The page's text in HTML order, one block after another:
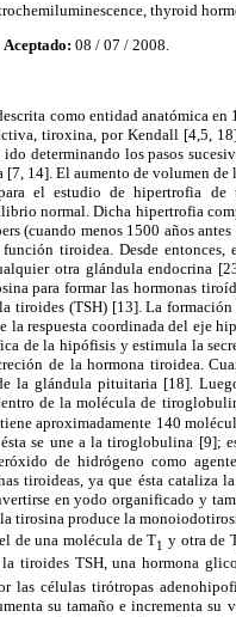
thyroid
Aceptado: 08 / 07 / 2008.
como entidad anatómica
tiroxina, por Kendall [4,5,
ido determinando los pasos
14]. El aumento de volumen
el estudio de hipertrofia
normal. Dicha hipertrofia
(cuando menos 1500 años
tiroidea. Desde
otra glándula endocrina
para formar las hormonas
tiroides (TSH) [13]. La
la respuesta coordinada del eje
de la hipófisis y estimula la
de la hormona tiroidea.
la glándula pituitaria [18].
de la molécula de
aproximadamente 140
se une a la tiroglobulina [9];
de hidrógeno como
tiroideas, ya que ésta cataliza
en yodo organificado y
tirosina produce la
de una molécula de T1 y otra de
la tiroides TSH, una hormona
las células tirótropas
su tamaño e incrementa